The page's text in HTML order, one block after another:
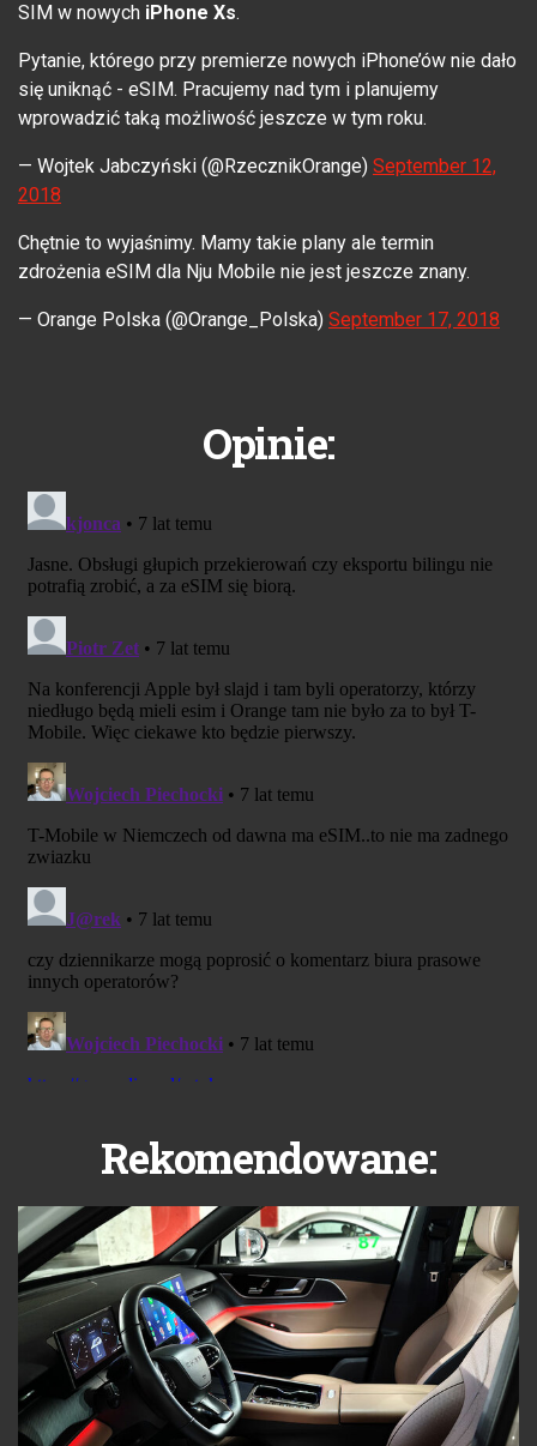
SIM w nowych iPhone Xs.
Pytanie, którego przy premierze nowych iPhone’ów nie dało
się uniknąć - eSIM. Pracujemy nad tym i planujemy
wprowadzić taką możliwość jeszcze w tym roku.
— Wojtek Jabczyński (@RzecznikOrange) September 12,
2018
Chętnie to wyjaśnimy. Mamy takie plany ale termin
zdrożenia eSIM dla Nju Mobile nie jest jeszcze znany.
— Orange Polska (@Orange_Polska) September 17, 2018
Opinie:
Rekomendowane: